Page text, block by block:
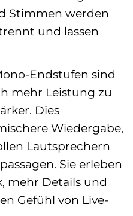
Stimmen werden
und lassen
Endstufen sind
mehr Leistung zu
Dies
Wiedergabe,
Lautsprechern
Sie erleben
mehr Details und
Gefühl von Live-